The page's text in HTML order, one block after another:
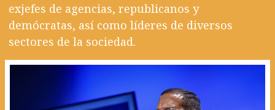
exjefes de agencias, republicanos y
demócratas, así como líderes de diversos
sectores de la sociedad.